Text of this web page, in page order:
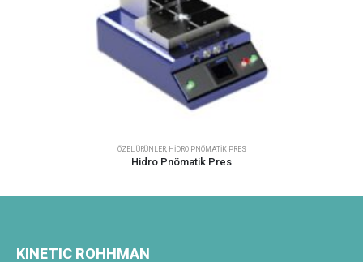
HIDRO PNÖMATIK PRES
Hidro Pnömatik Pres
KINETIC ROHHMAN